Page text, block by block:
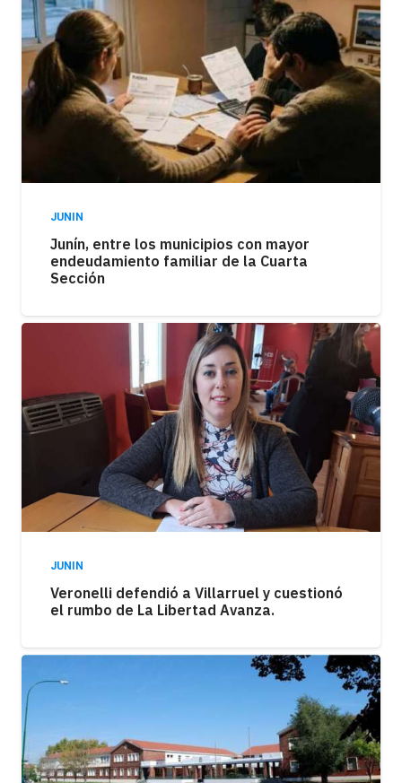
JUNIN
Junín, entre los municipios con mayor
endeudamiento familiar de la Cuarta
Sección
JUNIN
Veronelli defendió a Villarruel y cuestionó
el rumbo de La Libertad Avanza.